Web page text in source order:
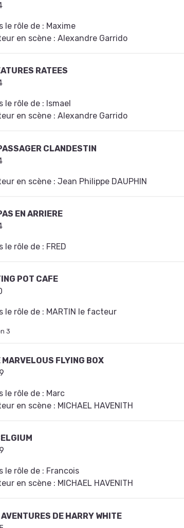
le rôle de : Maxime
en scène : Alexandre Garrido
RATEES
le rôle de : Ismael
en scène : Alexandre Garrido
CLANDESTIN
en scène : Jean Philippe DAUPHIN
EN ARRIERE
le rôle de : FRED
POT CAFE
le rôle de : MARTIN le facteur
3
MARVELOUS FLYING BOX
le rôle de : Marc
en scène : MICHAEL HAVENITH
le rôle de : Francois
en scène : MICHAEL HAVENITH
DE HARRY WHITE